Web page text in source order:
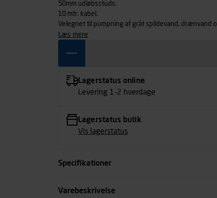
50mm udløbsstuds.
10 mtr. kabel.
Velegnet til pumpning af gråt spildevand, drænvand
læs mere
Lagerstatus online
Levering 1-2 hverdage
Lagerstatus butik
Vis lagerstatus
Specifikationer
Max. kapacitet L./min.
Varebeskrivelse